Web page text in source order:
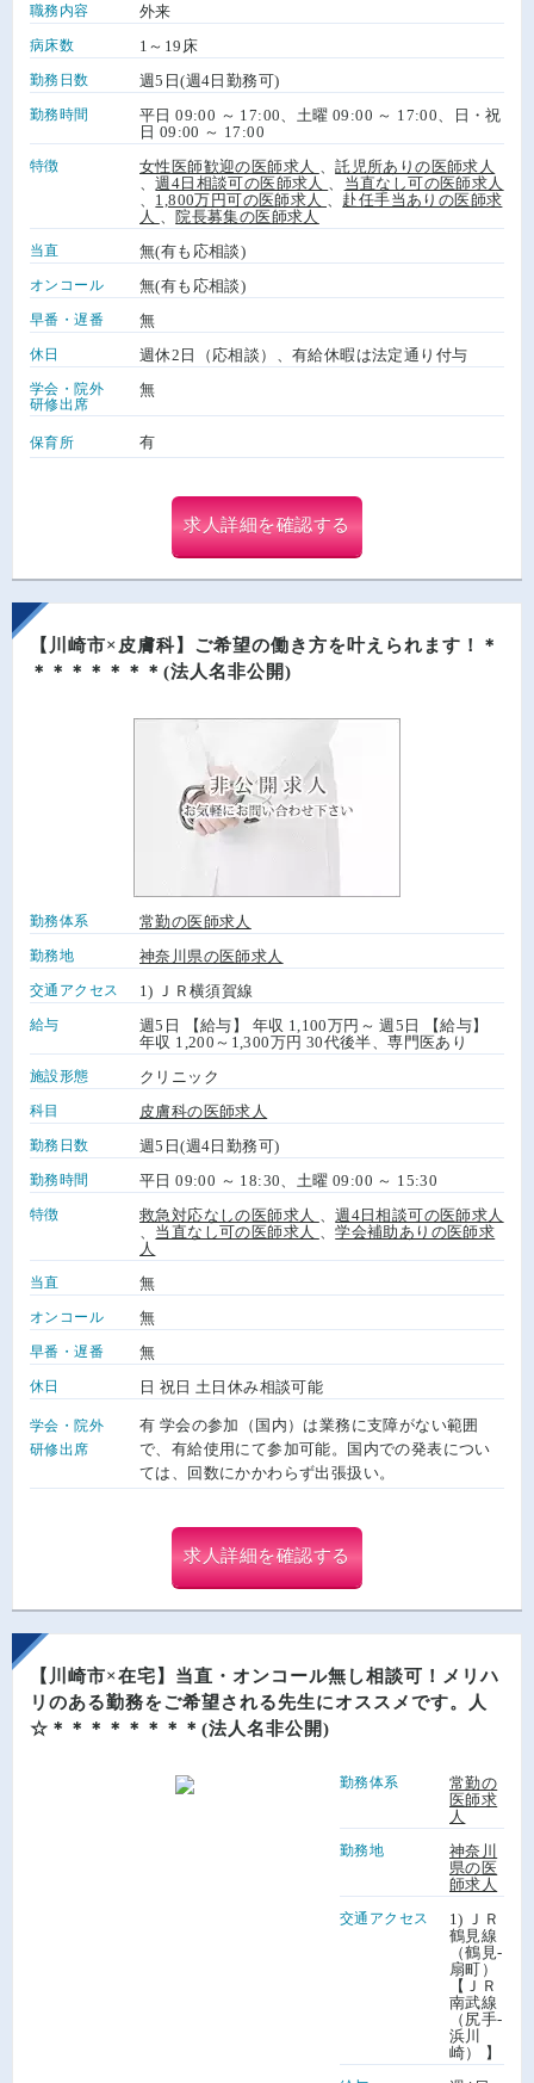
職務内容 外来
病床数 1～19床
勤務日数 週5日(週4日勤務可)
勤務時間
平日 09:00 ～ 17:00、土曜 09:00 ～ 17:00、日・祝
日 09:00 ～ 17:00
特徴 女性医師歓迎の医師求人 、託児所ありの医師求人
、週4日相談可の医師求人
当直なし可の医師求人
1,800万円可の医師求人
赴任手当ありの医師求
人
院長募集の医師求人
当直 無(有も応相談)
オンコール 無(有も応相談)
早番・遅番 無
休日 週休2日（応相談）、有給休暇は法定通り付与
学会・院外
研修出席
無
保育所 有
求人詳細を確認する
【川崎市×皮膚科】ご希望の働き方を叶えられます！＊
＊＊＊＊＊＊＊(法人名非公開)
勤務体系 常勤の医師求人
勤務地 神奈川県の医師求人
交通アクセス 1) ＪＲ横須賀線
給与
週5日 【給与】 年収 1,100万円～ 週5日 【給与】
年収 1,200～1,300万円 30代後半、専門医あり
施設形態 クリニック
科目 皮膚科の医師求人
勤務日数 週5日(週4日勤務可)
勤務時間 平日 09:00 ～ 18:30、土曜 09:00 ～ 15:30
特徴 救急対応なしの医師求人 、週4日相談可の医師求人
当直なし可の医師求人 、学会補助ありの医師求
人
当直 無
オンコール 無
早番・遅番 無
休日 日 祝日 土日休み相談可能
学会・院外
研修出席
有 学会の参加（国内）は業務に支障がない範囲
で、有給使用にて参加可能。国内での発表につい
ては、回数にかかわらず出張扱い。
求人詳細を確認する
【川崎市×在宅】当直・オンコール無し相談可！メリハ
リのある勤務をご希望される先生にオススメです。人
☆＊＊＊＊＊＊＊＊(法人名非公開)
勤務体系
常勤の
医師求
人
勤務地
神奈川
県の医
師求人
交通アクセス
1) ＪＲ
鶴見線
（鶴見-
扇町）
【ＪＲ
南武線
（尻手-
浜川
崎） 】